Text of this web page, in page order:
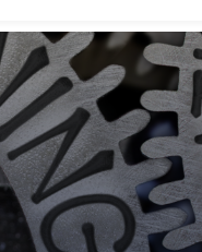
& 健身
与环境（HSE）政策